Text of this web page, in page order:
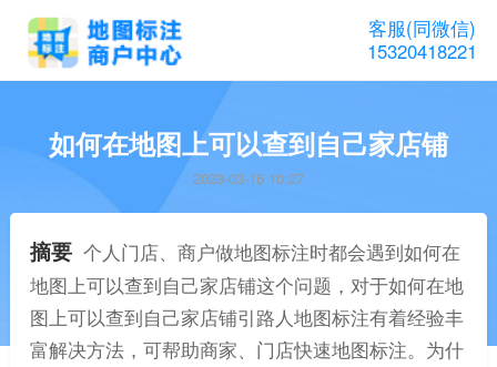
客服(同微信)
15320418221
如何在地图上可以查到自己家店铺
2023-03-16 10:27
摘要 个人门店、商户做地图标注时都会遇到如何在
地图上可以查到自己家店铺这个问题，对于如何在地
图上可以查到自己家店铺引路人地图标注有着经验丰
富解决方法，可帮助商家、门店快速地图标注。为什